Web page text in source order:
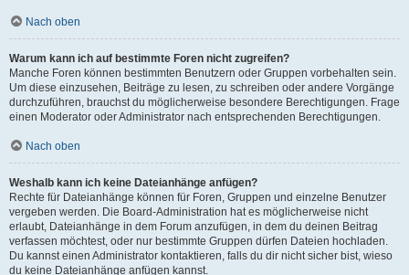
Nach oben
Warum kann ich auf bestimmte Foren nicht zugreifen?
Manche Foren können bestimmten Benutzern oder Gruppen vorbehalten sein.
Um diese einzusehen, Beiträge zu lesen, zu schreiben oder andere Vorgänge
durchzuführen, brauchst du möglicherweise besondere Berechtigungen. Frage
einen Moderator oder Administrator nach entsprechenden Berechtigungen.
Nach oben
Weshalb kann ich keine Dateianhänge anfügen?
Rechte für Dateianhänge können für Foren, Gruppen und einzelne Benutzer
vergeben werden. Die Board-Administration hat es möglicherweise nicht
erlaubt, Dateianhänge in dem Forum anzufügen, in dem du deinen Beitrag
verfassen möchtest, oder nur bestimmte Gruppen dürfen Dateien hochladen.
Du kannst einen Administrator kontaktieren, falls du dir nicht sicher bist, wieso
du keine Dateianhänge anfügen kannst.